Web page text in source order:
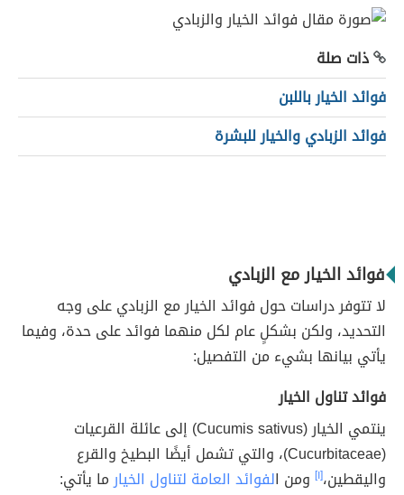
ذات صلة
فوائد الخيار باللبن
فوائد الزبادي والخيار للبشرة
فوائد الخيار مع الزبادي
لا تتوفر دراسات حول فوائد الخيار مع الزبادي على وجه
التحديد، ولكن بشكلٍ عام لكل منهما فوائد على حدة، وفيما
يأتي بيانها بشيء من التفصيل:
فوائد تناول الخيار
ينتمي الخيار (Cucumis sativus) إلى عائلة القرعيات
(Cucurbitaceae)، والتي تشمل أيضًا البطيخ والقرع
واليقطين،[١] ومن الفوائد العامة لتناول الخيارما يأتي: